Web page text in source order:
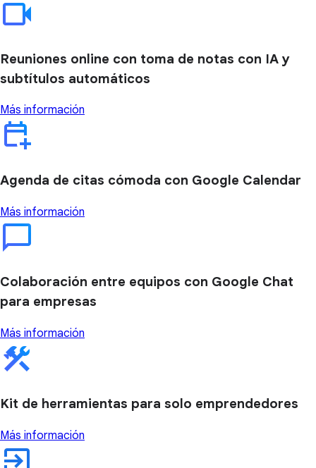
Reuniones online con toma de notas con IA y
subtítulos automáticos
Más información
Agenda de citas cómoda con Google Calendar
Más información
Colaboración entre equipos con Google Chat
para empresas
Más información
Kit de herramientas para solo emprendedores
Más información